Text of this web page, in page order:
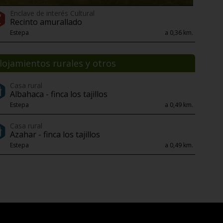
Enclave de interés Cultural
Recinto amurallado
Estepa a 0,36 km.
rurales y otros
Casa rural
Albahaca - finca los tajillos
Estepa a 0,49 km.
Casa rural
Azahar - finca los tajillos
Estepa a 0,49 km.